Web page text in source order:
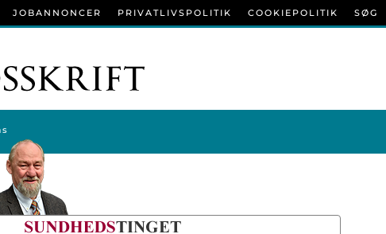
JOBANNONCER PRIVATLIVSPOLITIK COOKIEPOLITIK SØG